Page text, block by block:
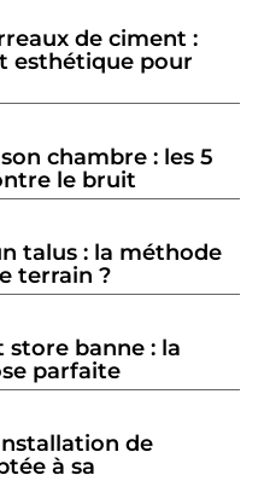
de ciment :
esthétique pour
chambre : les 5
le bruit
talus : la méthode
terrain ?
banne : la
parfaite
de
à sa